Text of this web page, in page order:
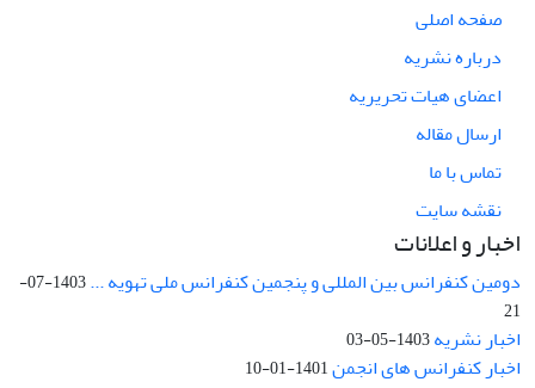
صفحه اصلی
درباره نشریه
اعضای هیات تحریریه
ارسال مقاله
تماس با ما
نقشه سایت
اخبار و اعلانات
دومین کنفرانس بین المللی و پنجمین کنفرانس ملی تهویه ...
1403-07-
21
اخبار نشریه1403-05-03
اخبار کنفرانس های انجمن1401-01-10